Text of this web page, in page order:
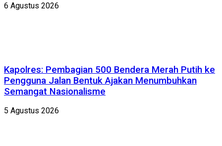
6 Agustus 2026
Kapolres: Pembagian 500 Bendera Merah Putih ke
Pengguna Jalan Bentuk Ajakan Menumbuhkan
Semangat Nasionalisme
5 Agustus 2026